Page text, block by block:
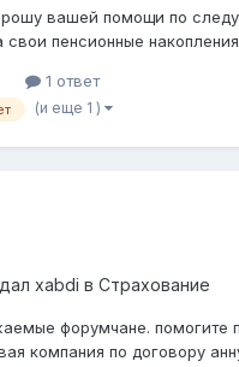
вашей помощи по
пенсионные накопления
Вторую часть собираюсь
ЕНПФ с этой суммы
1 ответ
(и еще 1 )
xabdi в Страхование
форумчане. помогите
компания по договору